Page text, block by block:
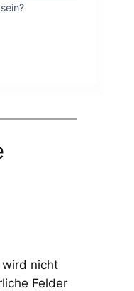
nicht
Felder